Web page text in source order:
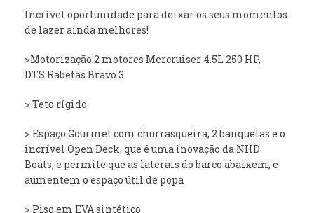
Incrível oportunidade para deixar os seus momentos
de lazer ainda melhores!
>Motorização:2 motores Mercruiser 4.5L 250 HP,
DTS Rabetas Bravo 3
> Teto rígido
> Espaço Gourmet com churrasqueira, 2 banquetas e o
incrível Open Deck, que é uma inovação da NHD
Boats, e permite que as laterais do barco abaixem, e
aumentem o espaço útil de popa
> Piso em EVA sintético